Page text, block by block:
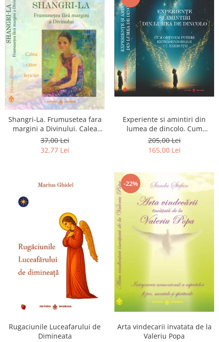
Shangri-La. Frumusetea fara
margini a Divinului. Calea
catre fericire
37,00 Lei
32,77 Lei
Experiente si amintiri din
lumea de dincolo. Cum
obtinem puteri
extrasenzoriale - cu exercitii
205,00 Lei
165,00 Lei
Rugaciunile Luceafarului de
Dimineata
-22%
Arta vindecarii invatata de la
Valeriu Popa